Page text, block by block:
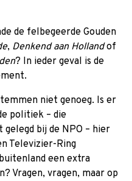
de felbegeerde Gouden
, Denkend aan Hollandof
? In ieder geval is de
niet genoeg. Is er
politiek – die
bij de NPO – hier
Televizier-Ring
een extra
Vragen, vragen, maar op